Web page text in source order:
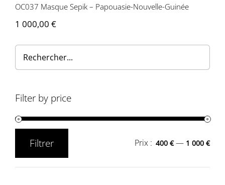
OC037 Masque Sepik – Papouasie-Nouvelle-Guinée
1 000,00 €
Filter by price
Filtrer Prix : 400 €— 1 000 €